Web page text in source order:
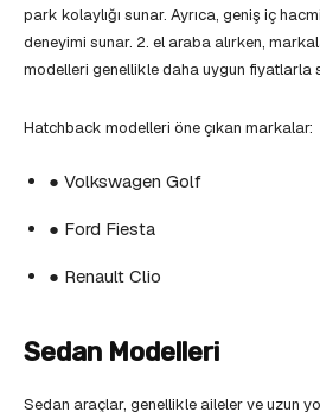
park kolaylığı sunar. Ayrıca, geniş iç
deneyimi sunar. 2. el araba alırken,
modelleri genellikle daha uygun fiyatlarla
Hatchback modelleri öne çıkan markalar:
● Volkswagen Golf
● Ford Fiesta
● Renault Clio
Sedan Modelleri
Sedan araçlar, genellikle aileler ve uzun